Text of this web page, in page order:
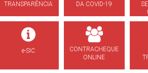
TRANSPARÊNCIA
DA COVID-19
e-SIC
CONTRACHEQUE
ONLINE